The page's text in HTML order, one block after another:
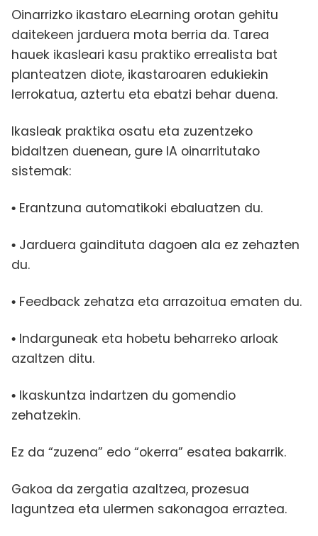
Oinarrizko ikastaro eLearning orotan gehitu
daitekeen jarduera mota berria da. Tarea
hauek ikasleari kasu praktiko errealista bat
planteatzen diote, ikastaroaren edukiekin
lerrokatua, aztertu eta ebatzi behar duena.
Ikasleak praktika osatu eta zuzentzeko
bidaltzen duenean, gure IA oinarritutako
sistemak:
• Erantzuna automatikoki ebaluatzen du.
• Jarduera gaindituta dagoen ala ez zehazten
du.
• Feedback zehatza eta arrazoitua ematen du.
• Indarguneak eta hobetu beharreko arloak
azaltzen ditu.
• Ikaskuntza indartzen du gomendio
zehatzekin.
Ez da “zuzena” edo “okerra” esatea bakarrik.
Gakoa da zergatia azaltzea, prozesua
laguntzea eta ulermen sakonagoa erraztea.